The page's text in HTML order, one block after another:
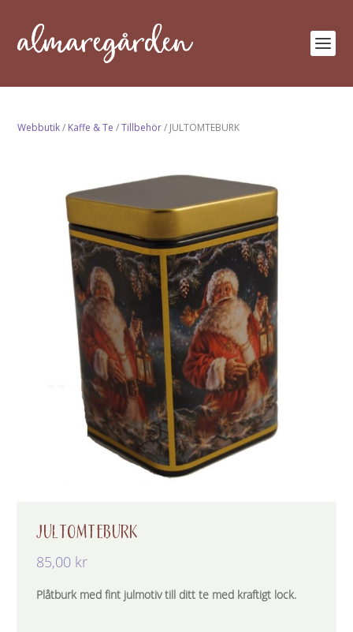
Webbutik/ Kaffe & Te /Tillbehör/ JULTOMTEBURK
JULTOMTEBURK
85,00 kr
Plåtburk med fint julmotiv till ditt te med kraftigt lock.